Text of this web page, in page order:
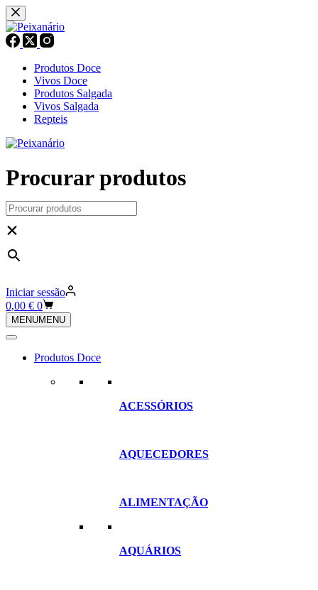
Pular
para
o
conteúdo
Produtos Doce
Vivos Doce
Produtos Salgada
Vivos Salgada
Repteis
Procurar produtos
×
Iniciar sessão
Carrinho
de
compras
0,00 € 0
MENUMENU
Produtos Doce
ACESSÓRIOS
AQUECEDORES
ALIMENTAÇÃO
AQUÁRIOS